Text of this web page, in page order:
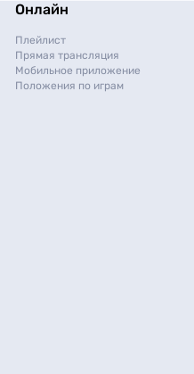
Онлайн
Плейлист
Прямая трансляция
Мобильное приложение
Положения по играм